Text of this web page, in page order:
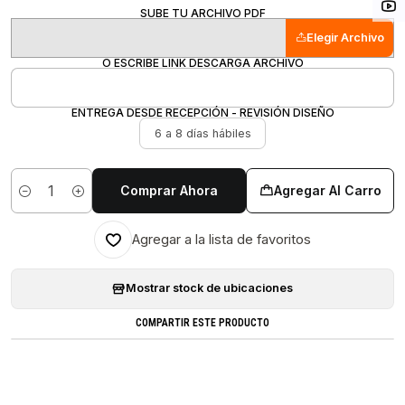
SUBE TU ARCHIVO PDF
Elegir Archivo
O ESCRIBE LINK DESCARGA ARCHIVO
ENTREGA DESDE RECEPCIÓN - REVISIÓN DISEÑO
6 a 8 días hábiles
Cantidad
Agregar Al Carro
Comprar Ahora
Agregar a la lista de favoritos
Mostrar stock de ubicaciones
COMPARTIR ESTE PRODUCTO